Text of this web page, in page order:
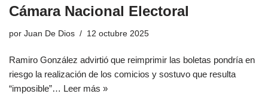
Cámara Nacional Electoral
por Juan De Dios 12 octubre 2025
Ramiro González advirtió que reimprimir las boletas pondría en
riesgo la realización de los comicios y sostuvo que resulta
“imposible”… Leer más »